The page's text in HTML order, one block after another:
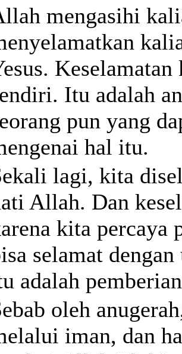
mengasihi
Itu adalah
pun yang
hal itu.
lagi, kita
Allah. Dan
kita percaya
selamat
adalah
oleh
iman, dan